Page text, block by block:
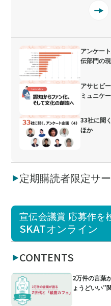
アンケー
伝部門の
アサヒビ
ミュニケ
33社に聞
ほか
定期購読者限定サ
宣伝会議賞 応募作を
SKATオンライン
CONTENTS
2万件の言葉
ょうどいい”